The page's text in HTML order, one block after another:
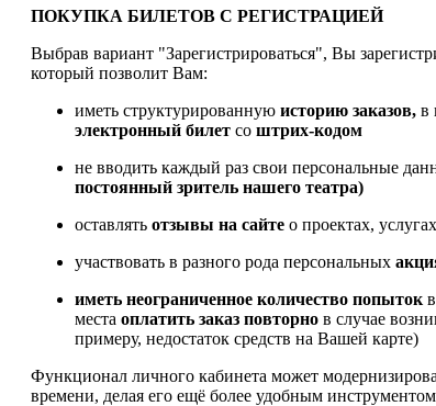
ПОКУПКА БИЛЕТОВ С РЕГИСТРАЦИЕЙ
Выбрав вариант "Зарегистрироваться", Вы
который позволит Вам:
иметь структурированную историю заказов, в
электронный билет со штрих-кодом
не вводить каждый раз свои персональные
постоянный зритель нашего театра)
оставлять отзывы на сайте о проектах,
участвовать в разного рода персональных
иметь неограниченное количество попыток
места оплатить заказ повторно в случае
примеру, недостаток средств на Вашей карте)
Функционал личного кабинета может
времени, делая его ещё более удобным